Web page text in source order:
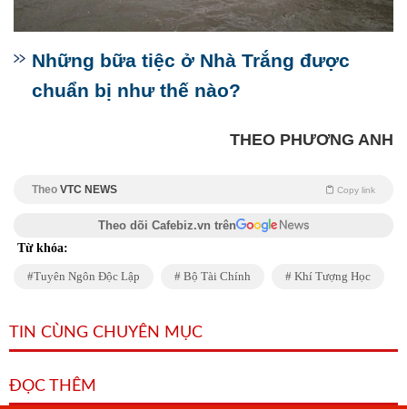
Những bữa tiệc ở Nhà Trắng được
chuẩn bị như thế nào?
THEO PHƯƠNG ANH
Theo VTC NEWS Copy link
Theo dõi Cafebiz.vn trên
Từ khóa:
Tuyên Ngôn Độc Lập Bộ Tài Chính Khí Tượng Học
TIN CÙNG CHUYÊN MỤC
ĐỌC THÊM